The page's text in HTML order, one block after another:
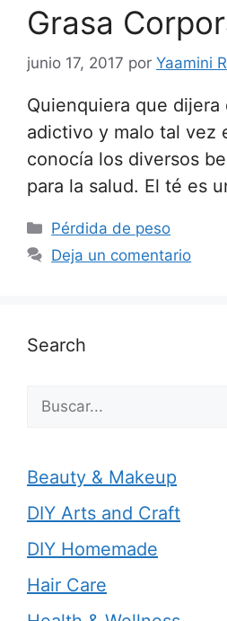
Grasa
junio 17, 2017 por Yaamini
Quienquiera que
adictivo y malo tal vez
conocía los diversos
para la salud. El té es
Categorías
Pérdida de peso
Deja un comentario
Search
Beauty & Makeup
DIY Arts and Craft
DIY Homemade
Hair Care